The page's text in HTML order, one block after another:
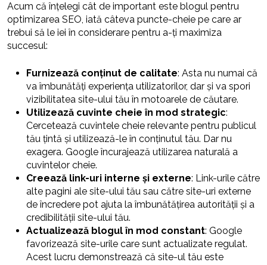
Acum că înțelegi cât de important este blogul pentru
optimizarea SEO, iată câteva puncte-cheie pe care ar
trebui să le iei în considerare pentru a-ți maximiza
succesul:
Furnizează conținut de calitate: Asta nu numai că
va îmbunătăți experiența utilizatorilor, dar și va spori
vizibilitatea site-ului tău în motoarele de căutare.
Utilizează cuvinte cheie în mod strategic:
Cercetează cuvintele cheie relevante pentru publicul
tău țintă și utilizează-le în conținutul tău. Dar nu
exagera. Google încurajează utilizarea naturală a
cuvintelor cheie.
Creează link-uri interne și externe: Link-urile către
alte pagini ale site-ului tău sau către site-uri externe
de încredere pot ajuta la îmbunătățirea autorității și a
credibilității site-ului tău.
Actualizează blogul în mod constant: Google
favorizează site-urile care sunt actualizate regulat.
Acest lucru demonstrează că site-ul tău este